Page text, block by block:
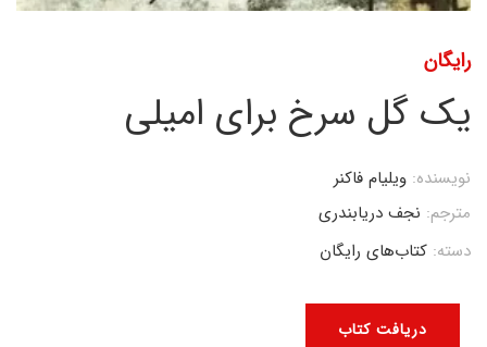
رایگان
یک گل سرخ برای امیلی
دریافت کتاب
نویسنده: ویلیام فاکنر
مترجم: نجف دریابندری
دسته: کتاب‌های رایگان